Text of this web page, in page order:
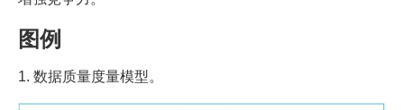
图例
1. 数据质量度量模型。